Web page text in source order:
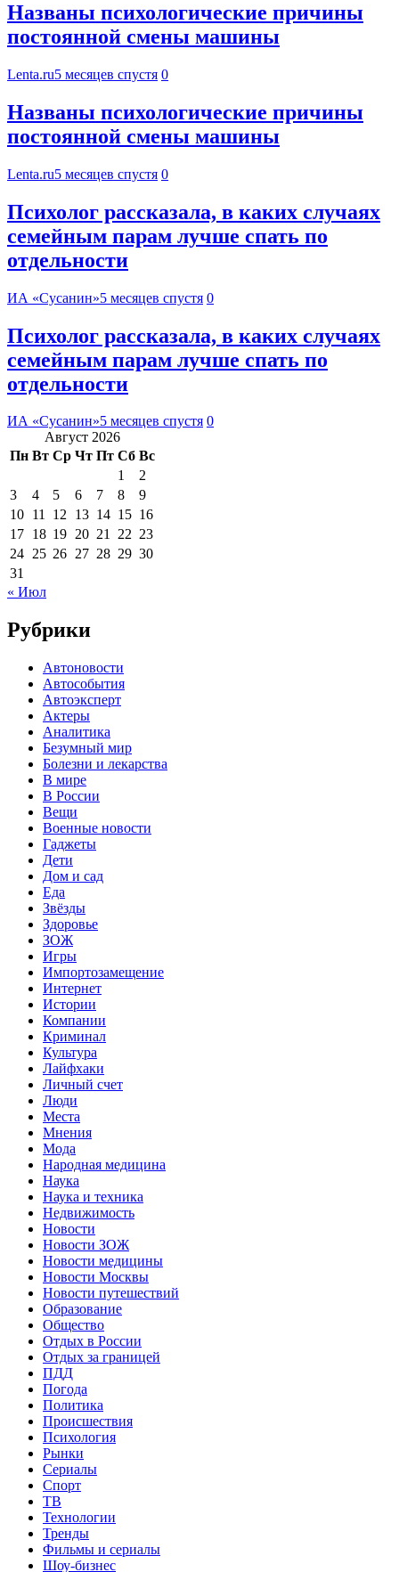
Названы психологические причины
постоянной смены машины
Lenta.ru5 месяцев спустя 0
Названы психологические причины
постоянной смены машины
Lenta.ru5 месяцев спустя 0
Психолог рассказала, в каких случаях
семейным парам лучше спать по
отдельности
ИА «Сусанин»5 месяцев спустя 0
Психолог рассказала, в каких случаях
семейным парам лучше спать по
отдельности
ИА «Сусанин»5 месяцев спустя 0
Август 2026
Пн Вт Ср Чт Пт Сб Вс
1
2
3
4 5 6 7 8
9
10 11 12 13 14 15 16
17 18 19 20 21 22 23
24 25 26 27 28 29 30
31
« Июл
Рубрики
Автоновости
Автособытия
Автоэксперт
Актеры
Аналитика
Безумный мир
Болезни и лекарства
В мире
В России
Вещи
Военные новости
Гаджеты
Дети
Дом и сад
Еда
Звёзды
Здоровье
ЗОЖ
Игры
Импортозамещение
Интернет
Истории
Компании
Криминал
Культура
Лайфхаки
Личный счет
Люди
Места
Мнения
Мода
Народная медицина
Наука
Наука и техника
Недвижимость
Новости
Новости ЗОЖ
Новости медицины
Новости Москвы
Новости путешествий
Образование
Общество
Отдых в России
Отдых за границей
ПДД
Погода
Политика
Происшествия
Психология
Рынки
Сериалы
Спорт
ТВ
Технологии
Тренды
Фильмы и сериалы
Шоу-бизнес